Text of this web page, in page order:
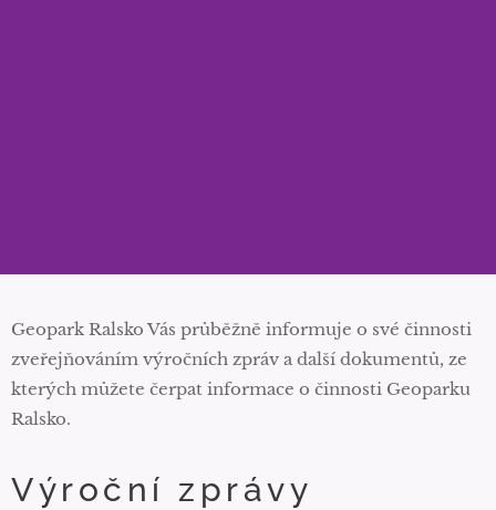
Geopark Ralsko Vás průběžně informuje o své činnosti
zveřejňováním výročních zpráv a další dokumentů, ze
kterých můžete čerpat informace o činnosti Geoparku
Ralsko.
Výroční zprávy